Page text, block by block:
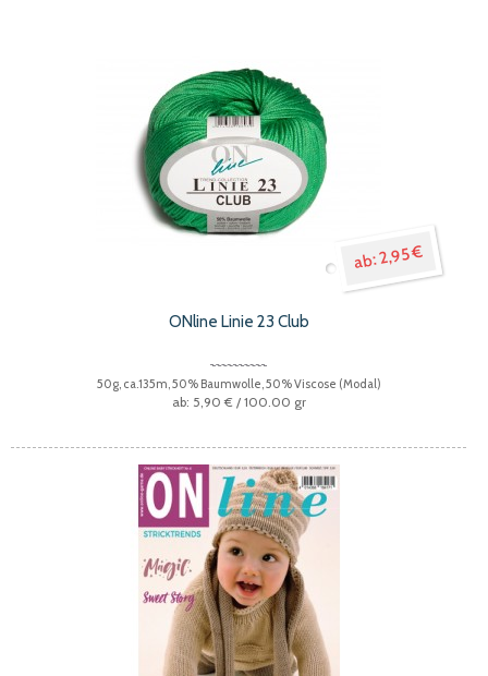
2,95 €
ONline Linie 23 Club
50g, ca.135m, 50% Baumwolle, 50% Viscose (Modal)
5,90 € / 100.00 gr